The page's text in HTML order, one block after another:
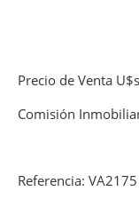
Precio de Venta
Comisión
Referencia: VA2175